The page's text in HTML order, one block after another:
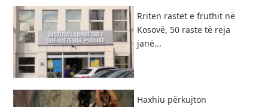
Rriten rastet e fruthit në
Kosovë, 50 raste të reja
janë...
Haxhiu përkujton